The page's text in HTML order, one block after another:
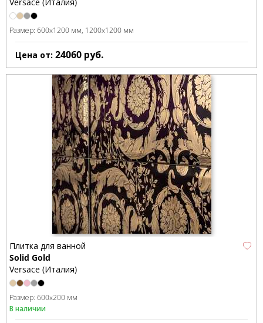
Размер: 600x1200 мм 1200x1200 мм
Цена от: 24060 руб.
Плитка для ванной
Solid Gold
Versace (Италия)
Размер: 600x200 мм
В наличии